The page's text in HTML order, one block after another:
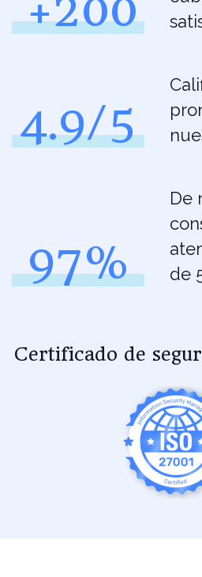
4.9/5
97%
De
de
Certificado de